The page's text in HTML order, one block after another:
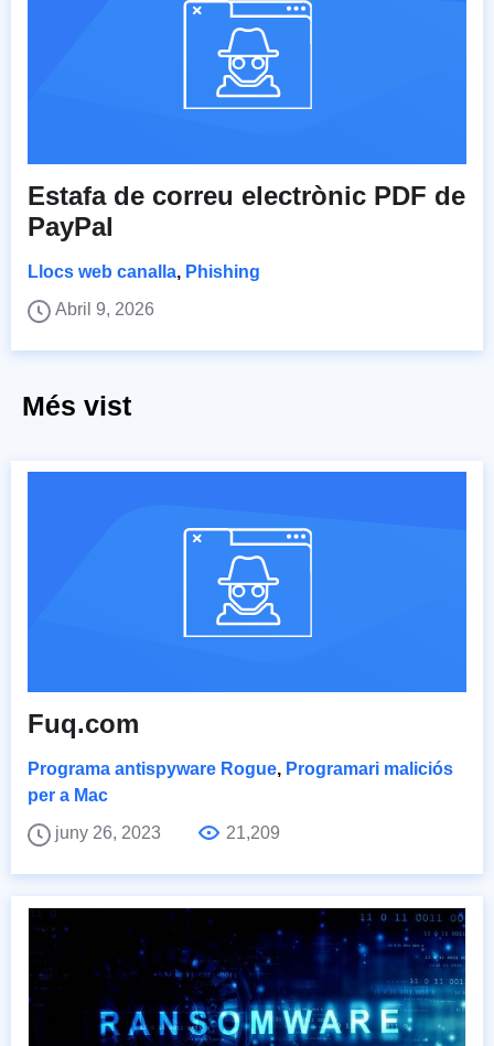
Estafa de correu electrònic PDF de
PayPal
Llocs web canalla, Phishing
Abril 9, 2026
Més vist
Fuq.com
Programa antispyware Rogue, Programari maliciós
per a Mac
juny 26, 2023
21,209